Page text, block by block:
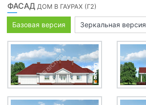
ФАСАД ДОМ В ГАУРАХ (Г2)
Базовая версия Зеркальная версия